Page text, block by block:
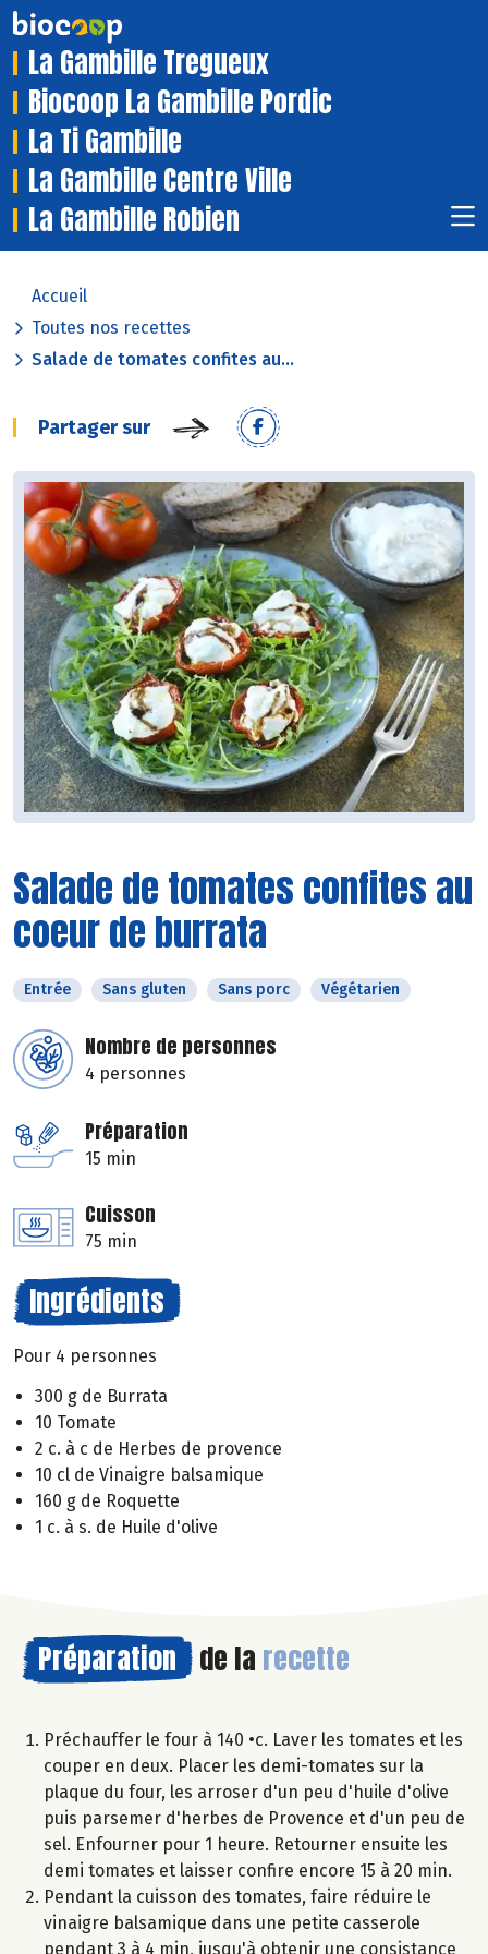
La Gambille Tregueux
Biocoop La Gambille Pordic
La Ti Gambille
La Gambille Centre Ville
La Gambille Robien
Accueil
Toutes nos recettes
Salade de tomates confites au...
Partager sur
Salade de tomates confites au
coeur de burrata
Entrée Sans gluten Sans porc Végétarien
Nombre de personnes
4 personnes
Préparation
15 min
Cuisson
75 min
Ingrédients
Pour 4 personnes
300 g de Burrata
10 Tomate
2 c. à c de Herbes de provence
10 cl de Vinaigre balsamique
160 g de Roquette
1 c. à s. de Huile d'olive
Préparation de la recette
Préchauffer le four à 140 •c. Laver les tomates et les
couper en deux. Placer les demi-tomates sur la
plaque du four, les arroser d'un peu d'huile d'olive
puis parsemer d'herbes de Provence et d'un peu de
sel. Enfourner pour 1 heure. Retourner ensuite les
demi tomates et laisser confire encore 15 à 20 min.
Pendant la cuisson des tomates, faire réduire le
vinaigre balsamique dans une petite casserole
pendant 3 à 4 min, jusqu'à obtenir une consistance